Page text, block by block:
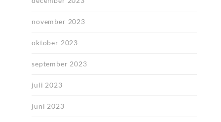
november 2023
oktober 2023
september 2023
juli 2023
juni 2023